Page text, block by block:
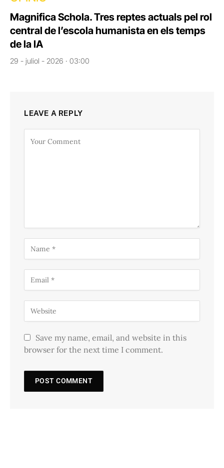
Magnifica Schola. Tres reptes actuals pel rol
central de l’escola humanista en els temps
de la IA
29 - juliol - 2026 · 03:00
LEAVE A REPLY
Save my name, email, and website in this
browser for the next time I comment.